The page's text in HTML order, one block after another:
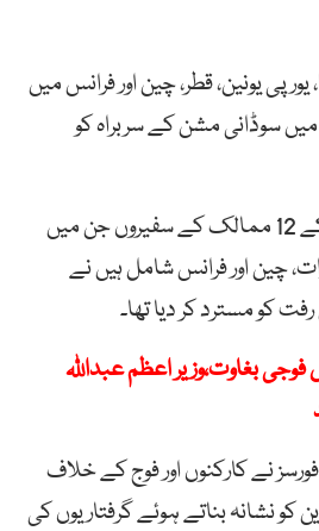
یونین، قطر، چین اور فرانس میں
میں سوڈانی مشن کے سربراہ کو
رائٹرز کے مطابق سوڈان کے 12 ممالک کے سفیروں جن میں
چین اور فرانس شامل ہیں نے
کو مسترد کر دیا تھا۔
بغاوت،وزیر اعظم عبداللہ
نے کارکنوں اور فوج کے خلاف
کو نشانہ بناتے ہوئے گرفتاریوں کی